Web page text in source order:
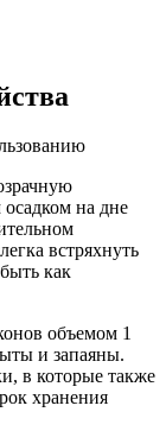
на дне
встряхнуть
как
объемом 1
и запаяны.
в которые также
хранения